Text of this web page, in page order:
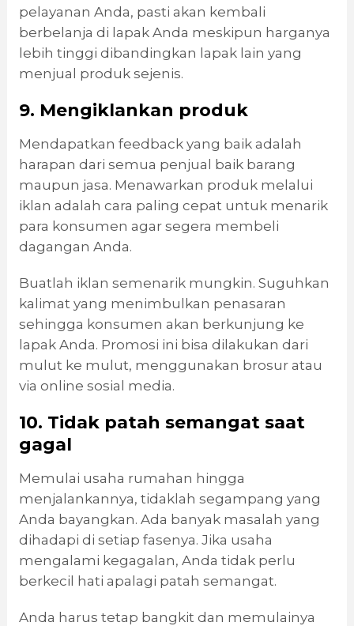
pelayanan Anda, pasti akan kembali
berbelanja di lapak Anda meskipun harganya
lebih tinggi dibandingkan lapak lain yang
menjual produk sejenis.
9. Mengiklankan produk
Mendapatkan feedback yang baik adalah
harapan dari semua penjual baik barang
maupun jasa. Menawarkan produk melalui
iklan adalah cara paling cepat untuk menarik
para konsumen agar segera membeli
dagangan Anda.
Buatlah iklan semenarik mungkin. Suguhkan
kalimat yang menimbulkan penasaran
sehingga konsumen akan berkunjung ke
lapak Anda. Promosi ini bisa dilakukan dari
mulut ke mulut, menggunakan brosur atau
via online sosial media.
10. Tidak patah semangat saat
gagal
Memulai usaha rumahan hingga
menjalankannya, tidaklah segampang yang
Anda bayangkan. Ada banyak masalah yang
dihadapi di setiap fasenya. Jika usaha
mengalami kegagalan, Anda tidak perlu
berkecil hati apalagi patah semangat.
Anda harus tetap bangkit dan memulainya